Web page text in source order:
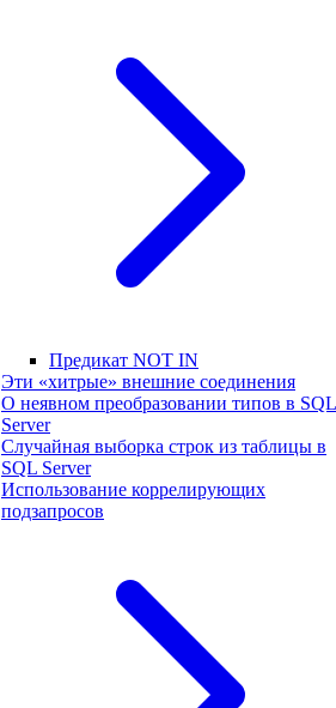
Предикат NOT IN
Эти «хитрые» внешние соединения
О неявном преобразовании типов в SQL
Server
Случайная выборка строк из таблицы в
SQL Server
Использование коррелирующих
подзапросов